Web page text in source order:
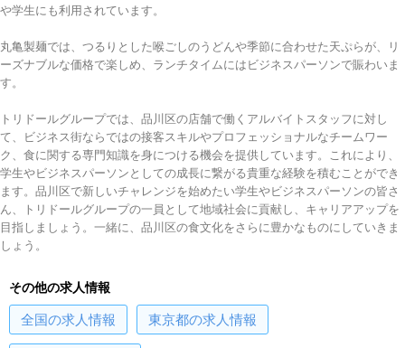
や学生にも利用されています。
丸亀製麺では、つるりとした喉ごしのうどんや季節に合わせた天ぷらが、リ
ーズナブルな価格で楽しめ、ランチタイムにはビジネスパーソンで賑わいま
す。
トリドールグループでは、品川区の店舗で働くアルバイトスタッフに対し
て、ビジネス街ならではの接客スキルやプロフェッショナルなチームワー
ク、食に関する専門知識を身につける機会を提供しています。これにより、
学生やビジネスパーソンとしての成長に繋がる貴重な経験を積むことができ
ます。品川区で新しいチャレンジを始めたい学生やビジネスパーソンの皆さ
ん、トリドールグループの一員として地域社会に貢献し、キャリアアップを
目指しましょう。一緒に、品川区の食文化をさらに豊かなものにしていきま
しょう。
その他の求人情報
全国の求人情報 東京都の求人情報